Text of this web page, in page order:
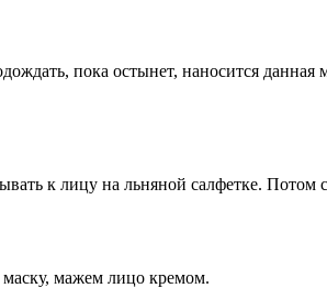
пока остынет, наносится
к лицу на льняной салфетке. Потом
мажем лицо кремом.